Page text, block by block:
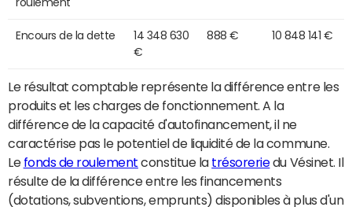
Encours de la dette
14 348 630
€
888 € 10 848 141 €
Le résultat comptable représente la différence entre les
produits et les charges de fonctionnement. A la
différence de la capacité d'autofinancement, il ne
caractérise pas le potentiel de liquidité de la commune.
Le fonds de roulement constitue la trésoreriedu Vésinet. Il
résulte de la différence entre les financements
(dotations, subventions, emprunts) disponibles à plus d'un